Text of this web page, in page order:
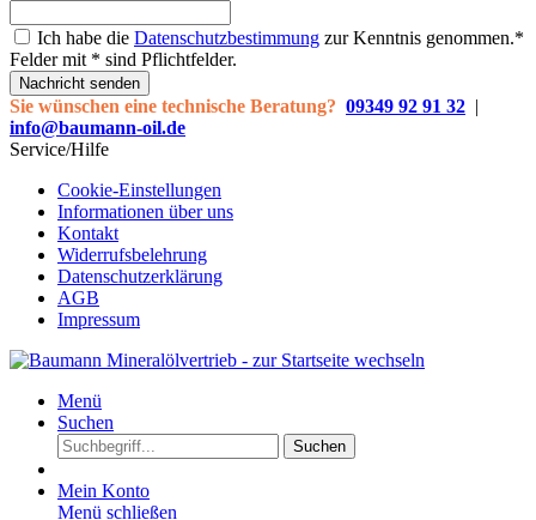
Ich habe die Datenschutzbestimmung zur Kenntnis genommen.*
Felder mit * sind Pflichtfelder.
Nachricht senden
Sie wünschen eine technische Beratung? 09349 92 91 32 |
info@baumann-oil.de
Service/Hilfe
Cookie-Einstellungen
Informationen über uns
Kontakt
Widerrufsbelehrung
Datenschutzerklärung
AGB
Impressum
Menü
Suchen
Suchen
Mein Konto
Menü schließen